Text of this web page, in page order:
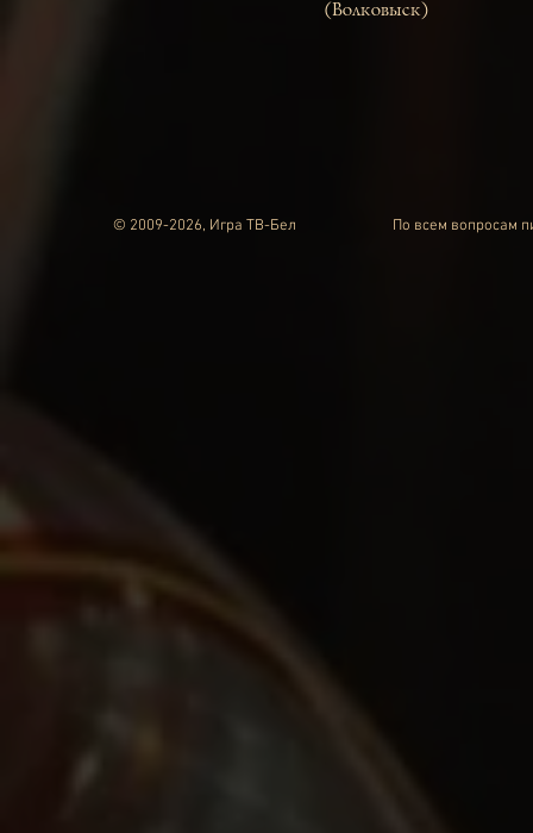
(Волковыск)
© 2009-2026, Игра ТВ-Бел По всем вопросам